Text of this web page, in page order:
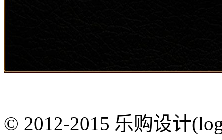
© 2012-2015 乐购设计